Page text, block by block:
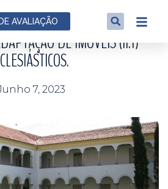
AVALIAÇÃO
DE IMÓVEIS (II.1)
7, 2023